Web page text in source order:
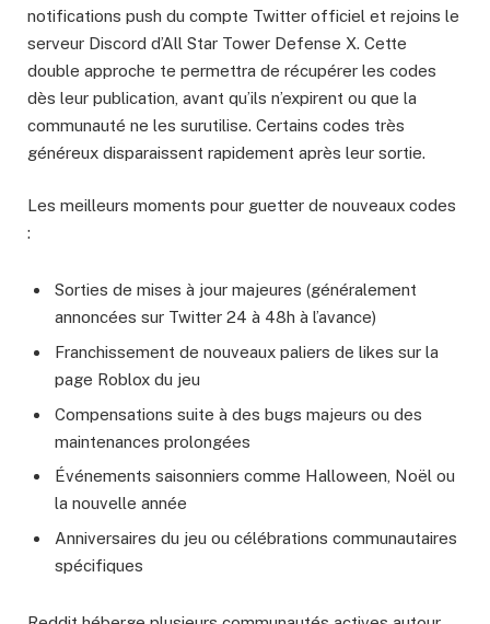
notifications push du compte Twitter officiel et rejoins le
serveur Discord d’All Star Tower Defense X. Cette
double approche te permettra de récupérer les codes
dès leur publication, avant qu’ils n’expirent ou que la
communauté ne les surutilise. Certains codes très
généreux disparaissent rapidement après leur sortie.
Les meilleurs moments pour guetter de nouveaux codes
:
Sorties de mises à jour majeures (généralement
annoncées sur Twitter 24 à 48h à l’avance)
Franchissement de nouveaux paliers de likes sur la
page Roblox du jeu
Compensations suite à des bugs majeurs ou des
maintenances prolongées
Événements saisonniers comme Halloween, Noël ou
la nouvelle année
Anniversaires du jeu ou célébrations communautaires
spécifiques